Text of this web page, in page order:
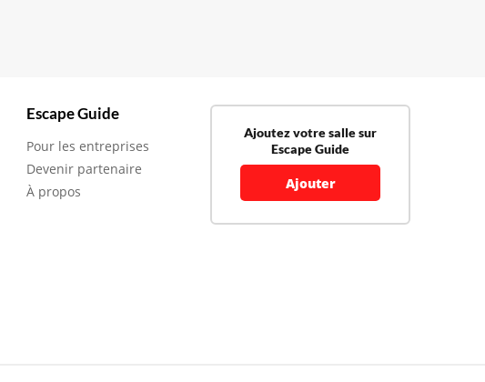
Escape Guide
Pour les entreprises
Devenir partenaire
À propos
Ajoutez votre salle sur
Escape Guide
Ajouter